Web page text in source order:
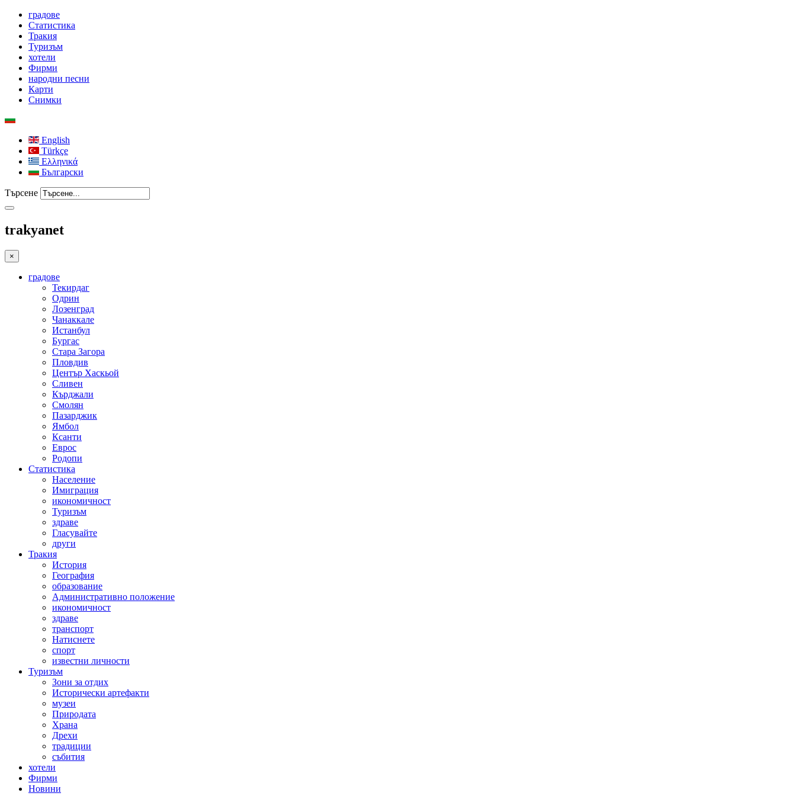
градове
Статистика
Тракия
Туризъм
хотели
Фирми
народни песни
Карти
Снимки
English
Türkçe
Ελληνικά
Български
Търсене
trakyanet
×
градове
Текирдаг
Одрин
Лозенград
Чанаккале
Истанбул
Бургас
Стара Загора
Пловдив
Център Хаскьой
Сливен
Кърджали
Смолян
Пазарджик
Ямбол
Ксанти
Еврос
Родопи
Статистика
Население
Имиграция
икономичност
Туризъм
здраве
Гласувайте
други
Тракия
История
География
образование
Административно положение
икономичност
здраве
транспорт
Натиснете
спорт
известни личности
Туризъм
Зони за отдих
Исторически артефакти
музеи
Природата
Храна
Дрехи
традиции
събития
хотели
Фирми
Новини